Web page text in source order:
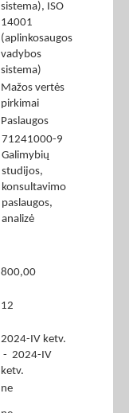
sistema), ISO
14001
(aplinkosaugos
vadybos
sistema)
Mažos vertės
pirkimai
Paslaugos
71241000-9
Galimybių
studijos,
konsultavimo
paslaugos,
analizė
800,00
12
2024-IV ketv.
- 2024-IV
ketv.
ne